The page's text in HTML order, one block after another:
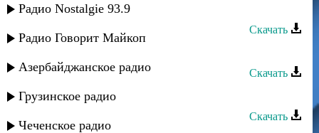
Радио Nostalgie 93.9
Радио Говорит Майкоп
Азербайджанское радио
Грузинское радио
Чеченское радио
Талисман - Кани яр
Скачать
Скачать
Талисман - Имам Шамил атана
Скачать